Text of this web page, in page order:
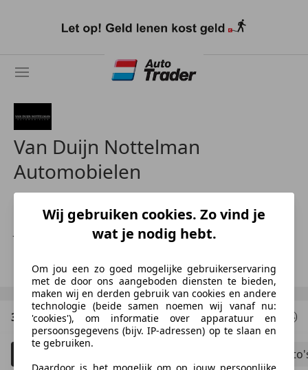
naar
Van Duijn Nottelman
Automobielen
NL-1812 RK ALKMAAR
Jake van Duijn Nottelman
3 Resultaten voor uw zoekopdracht
Filteren
Wij gebruiken cookies. Zo vind je
wat je nodig hebt.
Om jou een zo goed mogelijke gebruikerservaring
met de door ons aangeboden diensten te bieden,
maken wij en derden gebruik van cookies en andere
technologie (beide samen noemen wij vanaf nu:
'cookies'), om informatie over apparatuur en
persoonsgegevens (bijv. IP-adressen) op te slaan en
te gebruiken.